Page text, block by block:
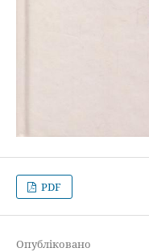
PDF
Опубліковано